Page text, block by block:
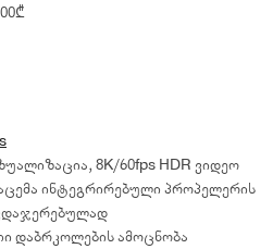
₾Price
8K/60fps HDR ვიდეო
ინტეგრირებული პროპელერის
დაბრკოლების ამოცნობა